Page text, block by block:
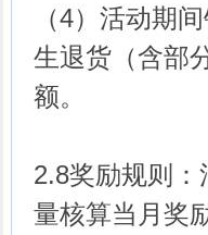
（4）活动期
生退货（含部
额。
2.8奖励规则
量核算当月奖